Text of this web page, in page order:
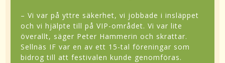
– Vi var på yttre säkerhet, vi jobbade i insläppet
och vi hjälpte till på VIP-området. Vi var lite
överallt, säger Peter Hammerin och skrattar.
Sellnäs IF var en av ett 15-tal föreningar som
bidrog till att festivalen kunde genomföras.